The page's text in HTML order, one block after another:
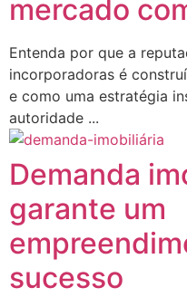
mercado
Entenda por que a
incorporadoras é
e como uma estratégia
autoridade ...
Demanda
garante um
sucesso